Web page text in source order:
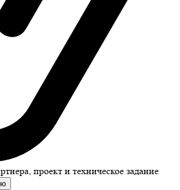
проект и техническое задание